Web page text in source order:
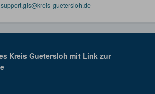
support.gis@kreis-guetersloh.de